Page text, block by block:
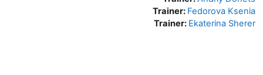
Trainer: Fedorova Ksenia
Trainer: Ekaterina Sherer